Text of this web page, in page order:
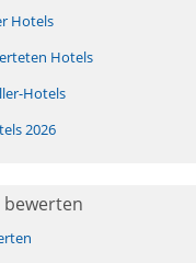
Hotels
Hotels
Hotels
2026